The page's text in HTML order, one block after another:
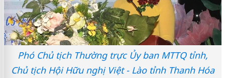
Phó Chủ tịch Thường trực Ủy ban MTTQ tỉnh,
Chủ tịch Hội Hữu nghị Việt - Lào tỉnh Thanh Hóa